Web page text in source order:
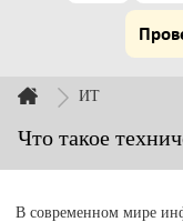
ИТ
Что такое
В современном мире